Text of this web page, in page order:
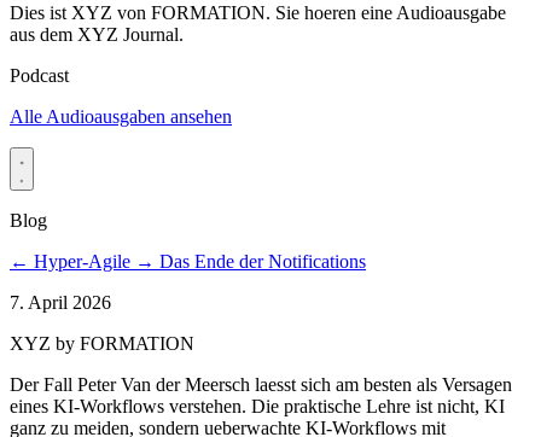
Dies ist XYZ von FORMATION. Sie hoeren eine Audioausgabe
aus dem XYZ Journal.
Podcast
Alle Audioausgaben ansehen
Blog
← Hyper-Agile → Das Ende der Notifications
7. April 2026
XYZ by FORMATION
Der Fall Peter Van der Meersch laesst sich am besten als Versagen
eines KI-Workflows verstehen. Die praktische Lehre ist nicht, KI
ganz zu meiden, sondern ueberwachte KI-Workflows mit